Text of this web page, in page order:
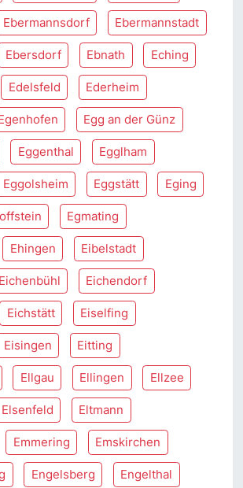
Ebermannsdorf Ebermannstadt
Ebersdorf Ebnath Eching
Edelsfeld Ederheim
Egg an der Günz
Eggenthal Egglham
Eggolsheim Eggstätt Eging
Egmating
Ehingen Eibelstadt
Eichenbühl Eichendorf
Eichstätt Eiselfing
Eisingen Eitting
Ellgau Ellingen Ellzee
Elsenfeld Eltmann
Emmering Emskirchen
Engelsberg Engelthal